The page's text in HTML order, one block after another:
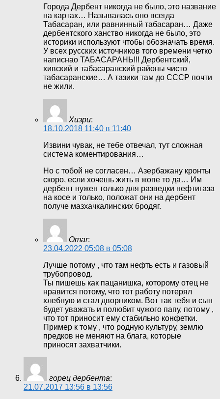
Города Дербент никогда не было, это название
на картах… Называлась оно всегда
Табасаран, или равнинный табасаран… Даже
дербентского ханство никогда не было, это
историки используют чтобы обозначать время.
У всех русских источников того времени четко
написнао ТАБАСАРАНЬ!!! Дербентский,
хивский и табасаранский районы чисто
табасаранские… А тазики там до СССР почти
не жили.
Хизри:
18.10.2018 11:40 в 11:40
Извини чувак, не тебе отвечал, тут сложная
система коментирования…
Но с тобой не согласен… Азербажану кронты
скоро, если хочешь жить в жопе то да… Им
дербент нужен только для разведки нефтигаза
на косе и только, положат они на дербент
получе мазхачкалинских бродяг.
Omar:
23.04.2022 05:08 в 05:08
Лучше потому , что там нефть есть и газовый
трубопровод.
Ты пишешь как пацанишка, которому отец не
нравится потому, что тот работу потерял
хлебную и стал дворником. Вот так тебя и сын
будет уважать и полюбит чужого папу, потому ,
что тот приносит ему стабильно конфетки.
Пример к тому , что родную культуру, землю
предков не меняют на блага, которые
приносят захватчики.
горец дербента:
21.07.2017 13:56 в 13:56